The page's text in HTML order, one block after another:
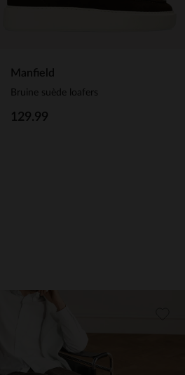
Manfield
Bruine suède loafers
129.99